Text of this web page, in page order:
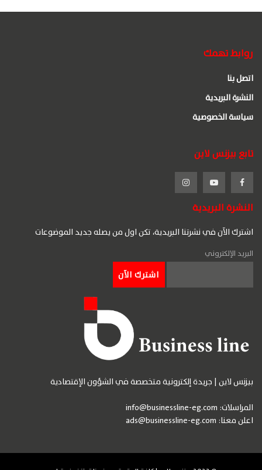
روابط تهمك
اتصل بنا
النشرة البريدية
سياسة الخصوصية
تابع بيزنس لاين
النشرة البريدية
اشترك الآن في نشرتنا البريدية، تكن اول من يصله جديد الموضوعات
البريد الإلكتروني
بيزنس لاين | جريدة إلكترونية متخصصة في الشؤون الإقتصادية
المراسلات: info@businessline-eg.com
اعلن معنا: ads@businessline-eg.com